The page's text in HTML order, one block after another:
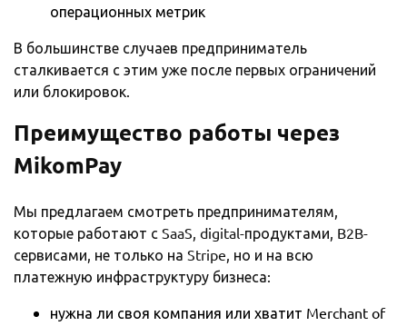
операционных метрик
В большинстве случаев предприниматель
сталкивается с этим уже после первых ограничений
или блокировок.
Преимущество работы через
MikomPay
Мы предлагаем смотреть предпринимателям,
которые работают с SaaS, digital-продуктами, B2B-
сервисами, не только на Stripe, но и на всю
платежную инфраструктуру бизнеса:
нужна ли своя компания или хватит Merchant of